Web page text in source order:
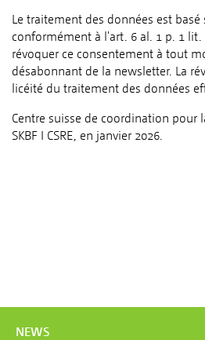
Le traitement des données est
conformément à l'art. 6 al. 1 p. 1 lit.
révoquer ce consentement à tout
désabonnant de la newsletter. La
licéité du traitement des données
Centre suisse de coordination pour
SKBF I CSRE, en janvier 2026.
NEWS